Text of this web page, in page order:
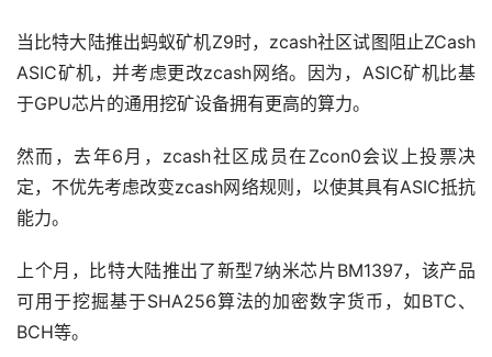
当比特大陆推出蚂蚁矿机Z9时，zcash社区试图阻止ZCash
ASIC矿机，并考虑更改zcash网络。因为，ASIC矿机比基
于GPU芯片的通用挖矿设备拥有更高的算力。
然而，去年6月，zcash社区成员在Zcon0会议上投票决
定，不优先考虑改变zcash网络规则，以使其具有ASIC抵抗
能力。
上个月，比特大陆推出了新型7纳米芯片BM1397，该产品
可用于挖掘基于SHA256算法的加密数字货币，如BTC、
BCH等。